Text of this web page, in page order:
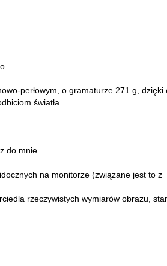
perłowym, o gramaturze 271 g, dzięki
światła.
do mnie.
na monitorze (związane jest to z
rzeczywistych wymiarów obrazu,